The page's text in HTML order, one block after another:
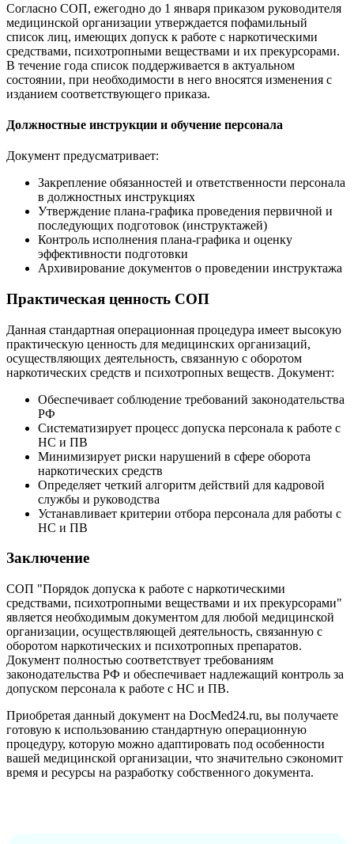
Согласно СОП, ежегодно до 1 января приказом руководителя
медицинской организации утверждается пофамильный
список лиц, имеющих допуск к работе с наркотическими
средствами, психотропными веществами и их прекурсорами.
В течение года список поддерживается в актуальном
состоянии, при необходимости в него вносятся изменения с
изданием соответствующего приказа.
Должностные инструкции и обучение персонала
Документ предусматривает:
Закрепление обязанностей и ответственности персонала
в должностных инструкциях
Утверждение плана-графика проведения первичной и
последующих подготовок (инструктажей)
Контроль исполнения плана-графика и оценку
эффективности подготовки
Архивирование документов о проведении инструктажа
Практическая ценность СОП
Данная стандартная операционная процедура имеет высокую
практическую ценность для медицинских организаций,
осуществляющих деятельность, связанную с оборотом
наркотических средств и психотропных веществ. Документ:
Обеспечивает соблюдение требований законодательства
РФ
Систематизирует процесс допуска персонала к работе с
НС и ПВ
Минимизирует риски нарушений в сфере оборота
наркотических средств
Определяет четкий алгоритм действий для кадровой
службы и руководства
Устанавливает критерии отбора персонала для работы с
НС и ПВ
Заключение
СОП "Порядок допуска к работе с наркотическими
средствами, психотропными веществами и их прекурсорами"
является необходимым документом для любой медицинской
организации, осуществляющей деятельность, связанную с
оборотом наркотических и психотропных препаратов.
Документ полностью соответствует требованиям
законодательства РФ и обеспечивает надлежащий контроль за
допуском персонала к работе с НС и ПВ.
Приобретая данный документ на DocMed24.ru, вы получаете
готовую к использованию стандартную операционную
процедуру, которую можно адаптировать под особенности
вашей медицинской организации, что значительно сэкономит
время и ресурсы на разработку собственного документа.